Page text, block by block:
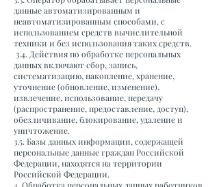
данные автоматизированным и
неавтоматизированным способами, с
использованием средств вычислительной
техники и без использования таких средств.
3.4. Действия по обработке персональных
данных включают сбор, запись,
систематизацию, накопление, хранение,
уточнение (обновление, изменение),
извлечение, использование, передачу
(распространение, предоставление, доступ),
обезличивание, блокирование, удаление и
уничтожение.
3.5. Базы данных информации, содержащей
персональные данные граждан Российской
Федерации, находятся на территории
Российской Федерации.